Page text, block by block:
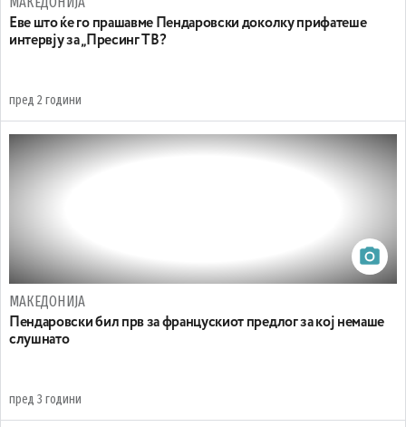
Еве што ќе го прашавме Пендаровски доколку прифатеше
интервју за „Пресинг ТВ?
пред 2 години
МАКЕДОНИЈА
Пендаровски бил прв за францускиот предлог за кој немаше
слушнато
пред 3 години